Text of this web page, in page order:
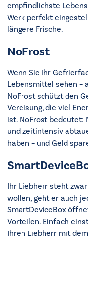
empfindlichste
Werk perfekt
längere Frische.
NoFrost
Wenn Sie Ihr
Lebensmittel sehen –
NoFrost schützt den
Vereisung, die viel
ist. NoFrost bedeutet:
und zeitintensiv
haben – und Geld
Ihr Liebherr steht
wollen, geht er auch
SmartDeviceBox
Vorteilen. Einfach
Ihren Liebherr mit